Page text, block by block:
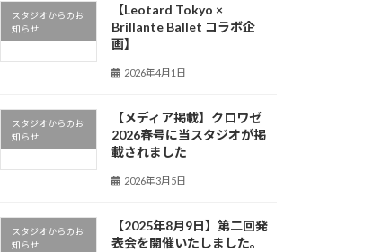
スタジオからのお
知らせ
【Leotard Tokyo ×
Brillante Ballet コラボ企
画】
2026年4月1日
スタジオからのお
知らせ
【メディア掲載】クロワゼ
2026春号に当スタジオが掲
載されました
2026年3月5日
スタジオからのお
知らせ
【2025年8月9日】第二回発
表会を開催いたしました。